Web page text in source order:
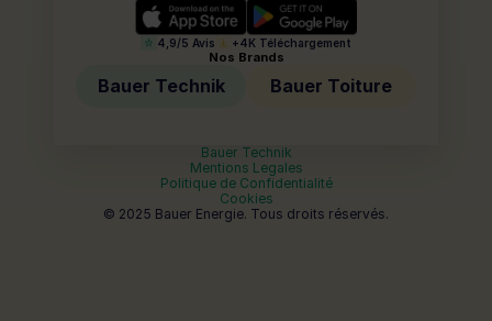
4,9/5 Avis +4K Téléchargement
Nos Brands
Bauer Technik Bauer Toiture
© 2025 Bauer Energie. Tous droits réservés.
Bauer Technik
Mentions Legales
Politique de Confidentialité
Cookies